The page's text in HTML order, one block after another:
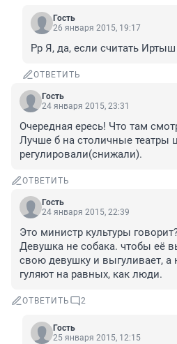
Гость
26 января 2015, 19:17
Рр Я, да, если считать
ОТВЕТИТЬ
Гость
24 января 2015, 23:31
Очередная ересь! Что там
Лучше б на столичные театры
регулировали(снижали).
ОТВЕТИТЬ
Гость
24 января 2015, 22:39
Это министр культуры
Девушка не собака. чтобы её
свою девушку и выгуливает,
гуляют на равных, как люди.
ОТВЕТИТЬ 2
Гость
25 января 2015, 12:15